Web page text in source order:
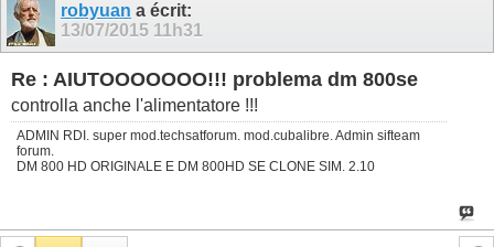
robyuan a écrit:
13/07/2015 11h31
Re : AIUTOOOOOOO!!! problema dm 800se
controlla anche l'alimentatore !!!
ADMIN RDI. super mod.techsatforum. mod.cubalibre. Admin sifteam
forum.
DM 800 HD ORIGINALE E DM 800HD SE CLONE SIM. 2.10